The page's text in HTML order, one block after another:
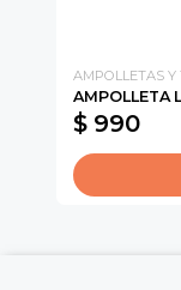
AMPOLLETAS Y
AMPOLLETA
$ 990